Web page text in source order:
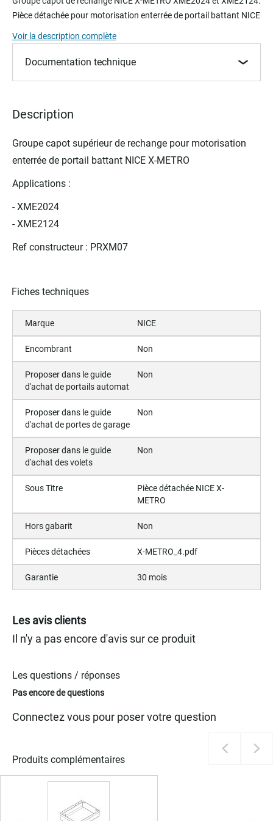
the
of
the
images
Pièce détachée pour motorisation enterrée de portail battant NICE
Voir la description complète
Documentation technique
Description
Groupe capot supérieur de rechange pour motorisation
enterrée de portail battant NICE X-METRO
Applications :
- XME2024
- XME2124
Ref constructeur : PRXM07
Fiches techniques
Marque NICE
Encombrant Non
Proposer dans le guide
d'achat de portails automat
Non
Proposer dans le guide
d'achat de portes de garage
Non
Proposer dans le guide
d'achat des volets
Non
Sous Titre
Pièce détachée NICE X-
METRO
Hors gabarit Non
Pièces détachées X-METRO_4.pdf
Garantie 30 mois
Les avis clients
Il n'y a pas encore d'avis sur ce produit
Les questions / réponses
Pas encore de questions
Connectez vous pour poser votre question
Produits complémentaires